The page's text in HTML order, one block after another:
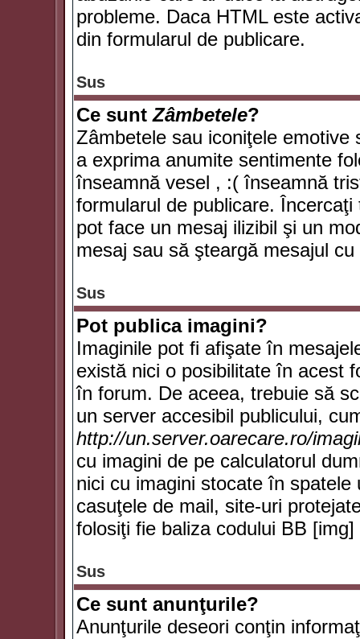
probleme. Daca HTML este
din formularul de publicare.
Sus
Ce suntZâmbetele?
Zâmbetele sau iconiţele
a exprima anumite sentimente
înseamnă vesel , :( înseamnă
formularul de publicare.
pot face un mesaj ilizibil şi un
mesaj sau să şteargă mesajul cu
Sus
Pot publica imagini?
Imaginile pot fi afişate în
există nici o posibilitate în acest
în forum. De aceea, trebuie să
un server accesibil publicului,
http://un.server.oarecare.ro/
cu imagini de pe calculatorul
nici cu imagini stocate în
casuţele de mail, site-uri
folosiţi fie baliza codului BB
Sus
Ce sunt anunţurile?
Anunţurile deseori conţin